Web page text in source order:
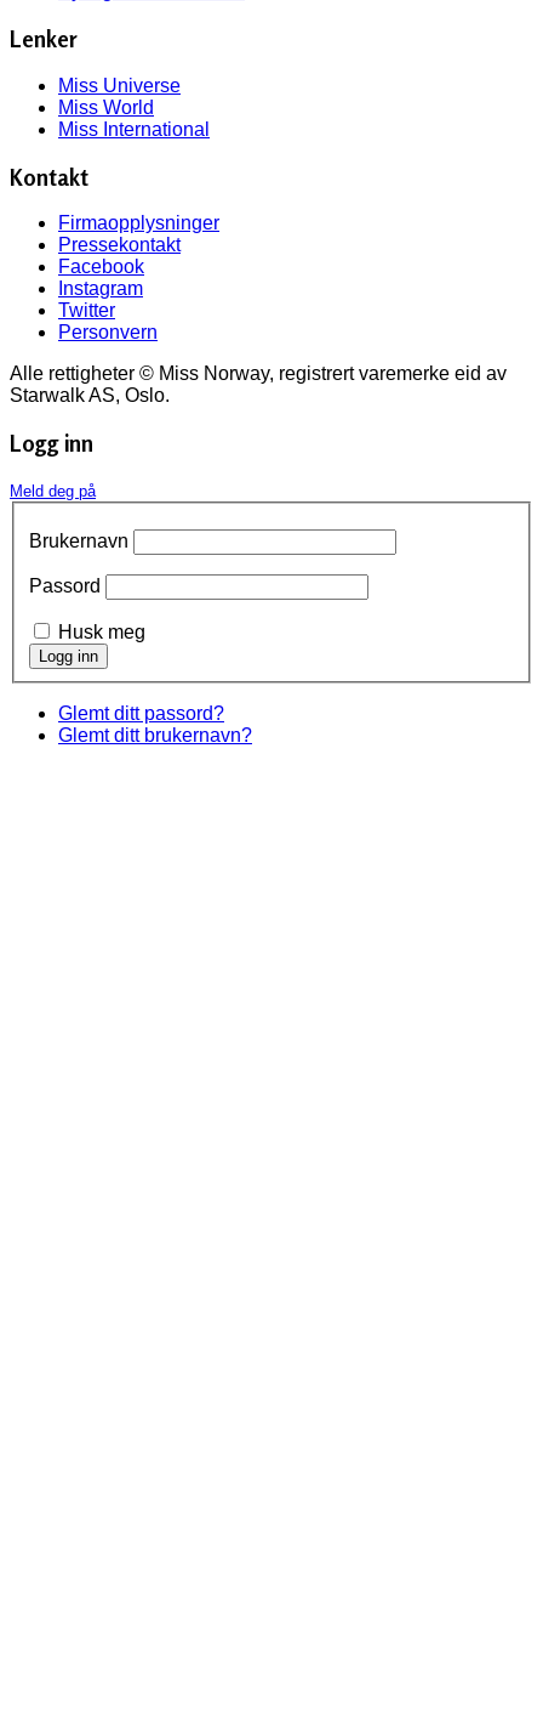
Lenker
Miss Universe
Miss World
Miss International
Kontakt
Firmaopplysninger
Pressekontakt
Facebook
Instagram
Twitter
Personvern
Alle rettigheter © Miss Norway, registrert varemerke eid av
Starwalk AS, Oslo.
Logg inn
Meld deg på
Brukernavn
Passord
Husk meg
Glemt ditt passord?
Glemt ditt brukernavn?